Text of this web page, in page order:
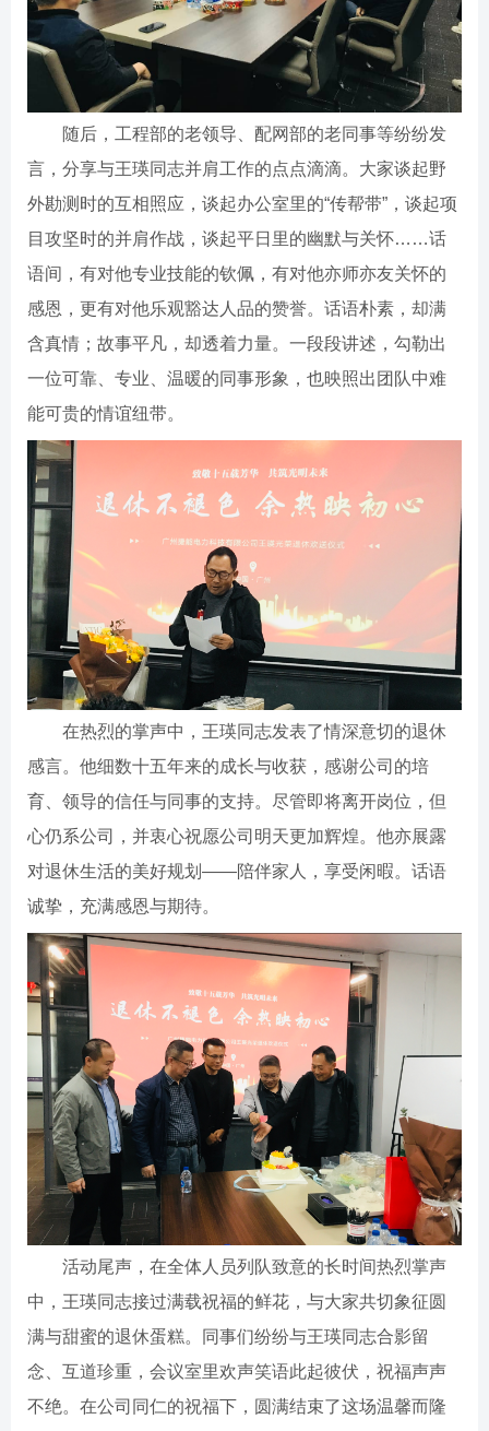
随后，工程部的老领导、配网部的老同事等纷纷发
言，分享与王瑛同志并肩工作的点点滴滴。大家谈起野
外勘测时的互相照应，谈起办公室里的“传帮带”，谈起项
目攻坚时的并肩作战，谈起平日里的幽默与关怀……话
语间，有对他专业技能的钦佩，有对他亦师亦友关怀的
感恩，更有对他乐观豁达人品的赞誉。话语朴素，却满
含真情；故事平凡，却透着力量。一段段讲述，勾勒出
一位可靠、专业、温暖的同事形象，也映照出团队中难
能可贵的情谊纽带。
在热烈的掌声中，王瑛同志发表了情深意切的退休
感言。他细数十五年来的成长与收获，感谢公司的培
育、领导的信任与同事的支持。尽管即将离开岗位，但
心仍系公司，并衷心祝愿公司明天更加辉煌。他亦展露
对退休生活的美好规划——陪伴家人，享受闲暇。话语
诚挚，充满感恩与期待。
活动尾声，在全体人员列队致意的长时间热烈掌声
中，王瑛同志接过满载祝福的鲜花，与大家共切象征圆
满与甜蜜的退休蛋糕。同事们纷纷与王瑛同志合影留
念、互道珍重， 会议室里欢声笑语此起彼伏，祝福声声
不绝。在公司同仁的祝福下，圆满结束了这场温馨而隆